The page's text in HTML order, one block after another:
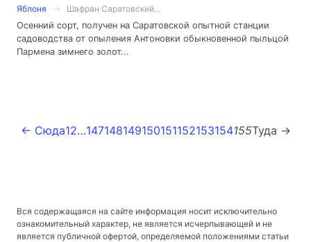
Яблоня
Шафран Саратовский...
Осенний сорт, получен на Саратовской опытной станции
садоводства от опыления Антоновки обыкновенной пыльцой
Пармена зимнего золот...
← Сюда12…147148149150151152153154155Туда →
Вся содержащаяся на сайте информация носит исключительно
ознакомительный характер, не является исчерпывающей и не
является публичной офертой, определяемой положениями статьи